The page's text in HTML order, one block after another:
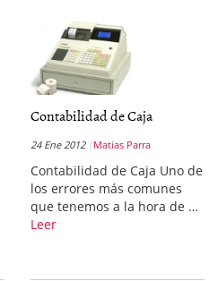
Contabilidad de Caja
24 Ene 2012 Matias Parra
Contabilidad de Caja Uno de
los errores más comunes
que tenemos a la hora de …
Leer